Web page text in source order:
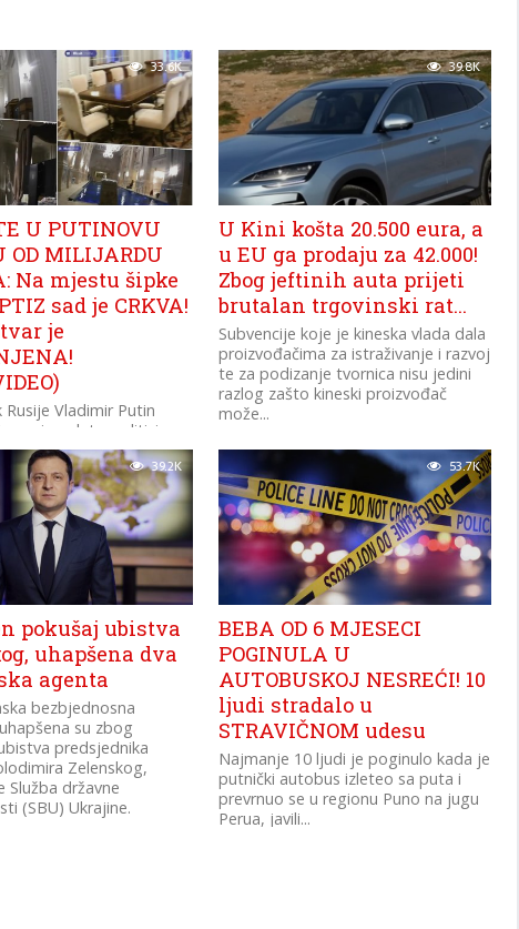
33.6K
U PUTINOVU
OD MILIJARDU
Na mjestu šipke
sad je CRKVA!
je
Rusije Vladimir Putin
svoju palatu na litici
milijardi dolara.
39.8K
U Kini košta 20.500 eura, a
u EU ga prodaju za 42.000!
Zbog jeftinih auta prijeti
brutalan trgovinski rat…
Subvencije koje je kineska vlada dala
proizvođačima za istraživanje i razvoj
te za podizanje tvornica nisu jedini
razlog zašto kineski proizvođač
može...
39.2K
pokušaj ubistva
uhapšena dva
agenta
bezbjednosna
su zbog
predsjednika
Zelenskog,
Služba državne
(SBU) Ukrajine.
53.7K
BEBA OD 6 MJESECI
POGINULA U
AUTOBUSKOJ NESREĆI! 10
ljudi stradalo u
STRAVIČNOM udesu
Najmanje 10 ljudi je poginulo kada je
putnički autobus izleteo sa puta i
prevrnuo se u regionu Puno na jugu
Perua, javili...